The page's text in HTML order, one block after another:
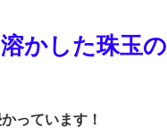
かした珠玉の
っています！